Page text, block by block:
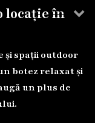
locație în keyboard_arrow_down
și spații outdoor
botez relaxat și
un plus de